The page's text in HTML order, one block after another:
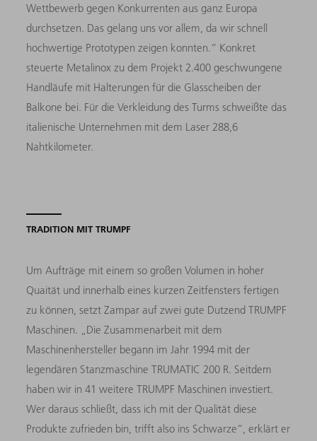
Wettbewerb gegen Konkurrenten aus ganz Europa
durchsetzen. Das gelang uns vor allem, da wir schnell
hochwertige Prototypen zeigen konnten.“ Konkret
steuerte Metalinox zu dem Projekt 2.400 geschwungene
Handläufe mit Halterungen für die Glasscheiben der
Balkone bei. Für die Verkleidung des Turms schweißte das
italienische Unternehmen mit dem Laser 288,6
Nahtkilometer.
TRADITION MIT TRUMPF
Um Aufträge mit einem so großen Volumen in hoher
Quaität und innerhalb eines kurzen Zeitfensters fertigen
zu können, setzt Zampar auf zwei gute Dutzend TRUMPF
Maschinen. „Die Zusammenarbeit mit dem
Maschinenhersteller begann im Jahr 1994 mit der
legendären Stanzmaschine TRUMATIC 200 R. Seitdem
haben wir in 41 weitere TRUMPF Maschinen investiert.
Wer daraus schließt, dass ich mit der Qualität diese
Produkte zufrieden bin, trifft also ins Schwarze“, erklärt er